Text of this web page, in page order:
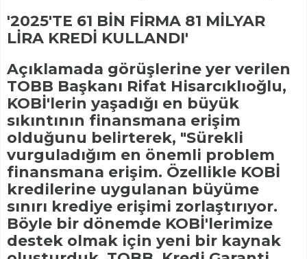
'2025'TE 61 BİN FİRMA 81 MİLYAR
LİRA KREDİ KULLANDI'
Açıklamada görüşlerine yer verilen
TOBB Başkanı Rifat Hisarcıklıoğlu,
KOBİ'lerin yaşadığı en büyük
sıkıntının finansmana erişim
olduğunu belirterek, "Sürekli
vurguladığım en önemli problem
finansmana erişim. Özellikle KOBİ
kredilerine uygulanan büyüme
sınırı krediye erişimi zorlaştırıyor.
Böyle bir dönemde KOBİ'lerimize
destek olmak için yeni bir kaynak